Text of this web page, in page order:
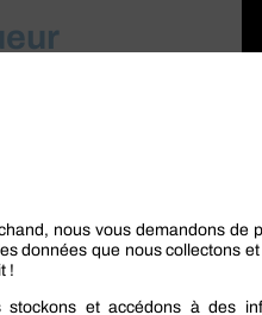
à des normes
pour le
légers et lourds
le service